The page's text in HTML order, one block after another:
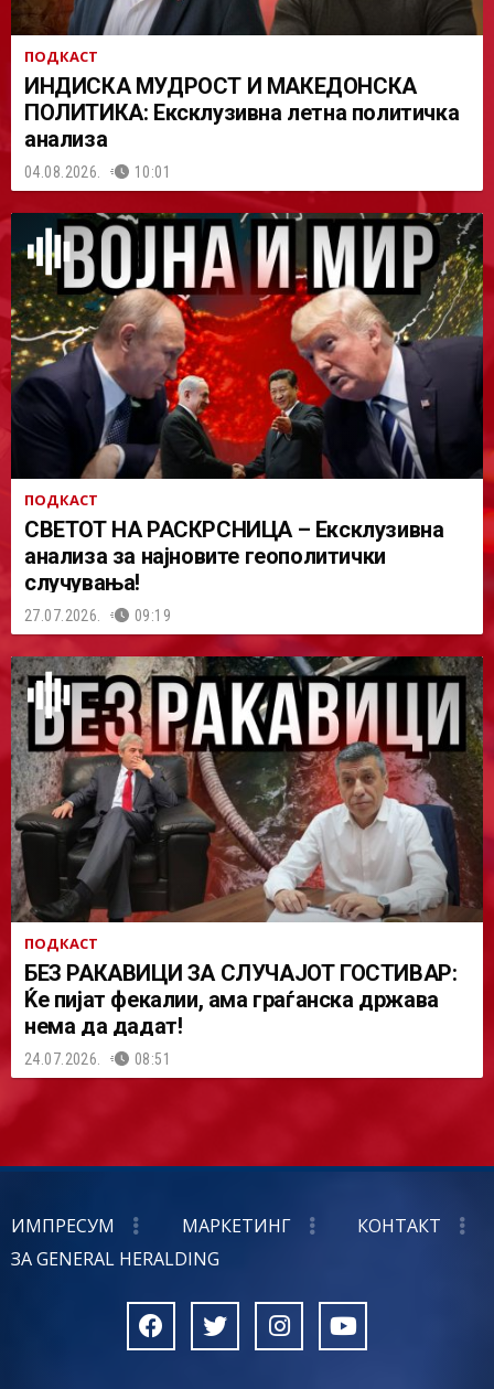
ПОДКАСТ
ИНДИСКА МУДРОСТ И МАКЕДОНСКА
ПОЛИТИКА: Ексклузивна летна политичка
анализа
04.08.2026. 10:01
ПОДКАСТ
СВЕТОТ НА РАСКРСНИЦА – Ексклузивна
анализа за најновите геополитички
случувања!
27.07.2026. 09:19
ПОДКАСТ
БЕЗ РАКАВИЦИ ЗА СЛУЧАЈОТ ГОСТИВАР:
Ќе пијат фекалии, ама граѓанска држава
нема да дадат!
24.07.2026. 08:51
ИМПРЕСУМ МАРКЕТИНГ
КОНТАКТ
ЗА GENERAL HERALDING